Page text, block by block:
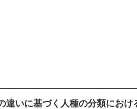
違いに基づく人種の分類におけ